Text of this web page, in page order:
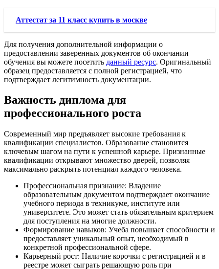
Аттестат за 11 класс купить в москве
Для получения дополнительной информации о
предоставлении заверенных документов об окончании
обучения вы можете посетить данный ресурс. Оригинальный
образец предоставляется с полной регистрацией, что
подтверждает легитимность документации.
Важность диплома для
профессионального роста
Современный мир предъявляет высокие требования к
квалификации специалистов. Образование становится
ключевым шагом на пути к успешной карьере. Признанные
квалификации открывают множество дверей, позволяя
максимально раскрыть потенциал каждого человека.
Профессиональная признание: Владение
образовательным документом подтверждает окончание
учебного периода в техникуме, институте или
университете. Это может стать обязательным критерием
для поступления на многие должности.
Формирование навыков: Учеба повышает способности и
предоставляет уникальный опыт, необходимый в
конкретной профессиональной сфере.
Карьерный рост: Наличие корочки с регистрацией и в
реестре может сыграть решающую роль при